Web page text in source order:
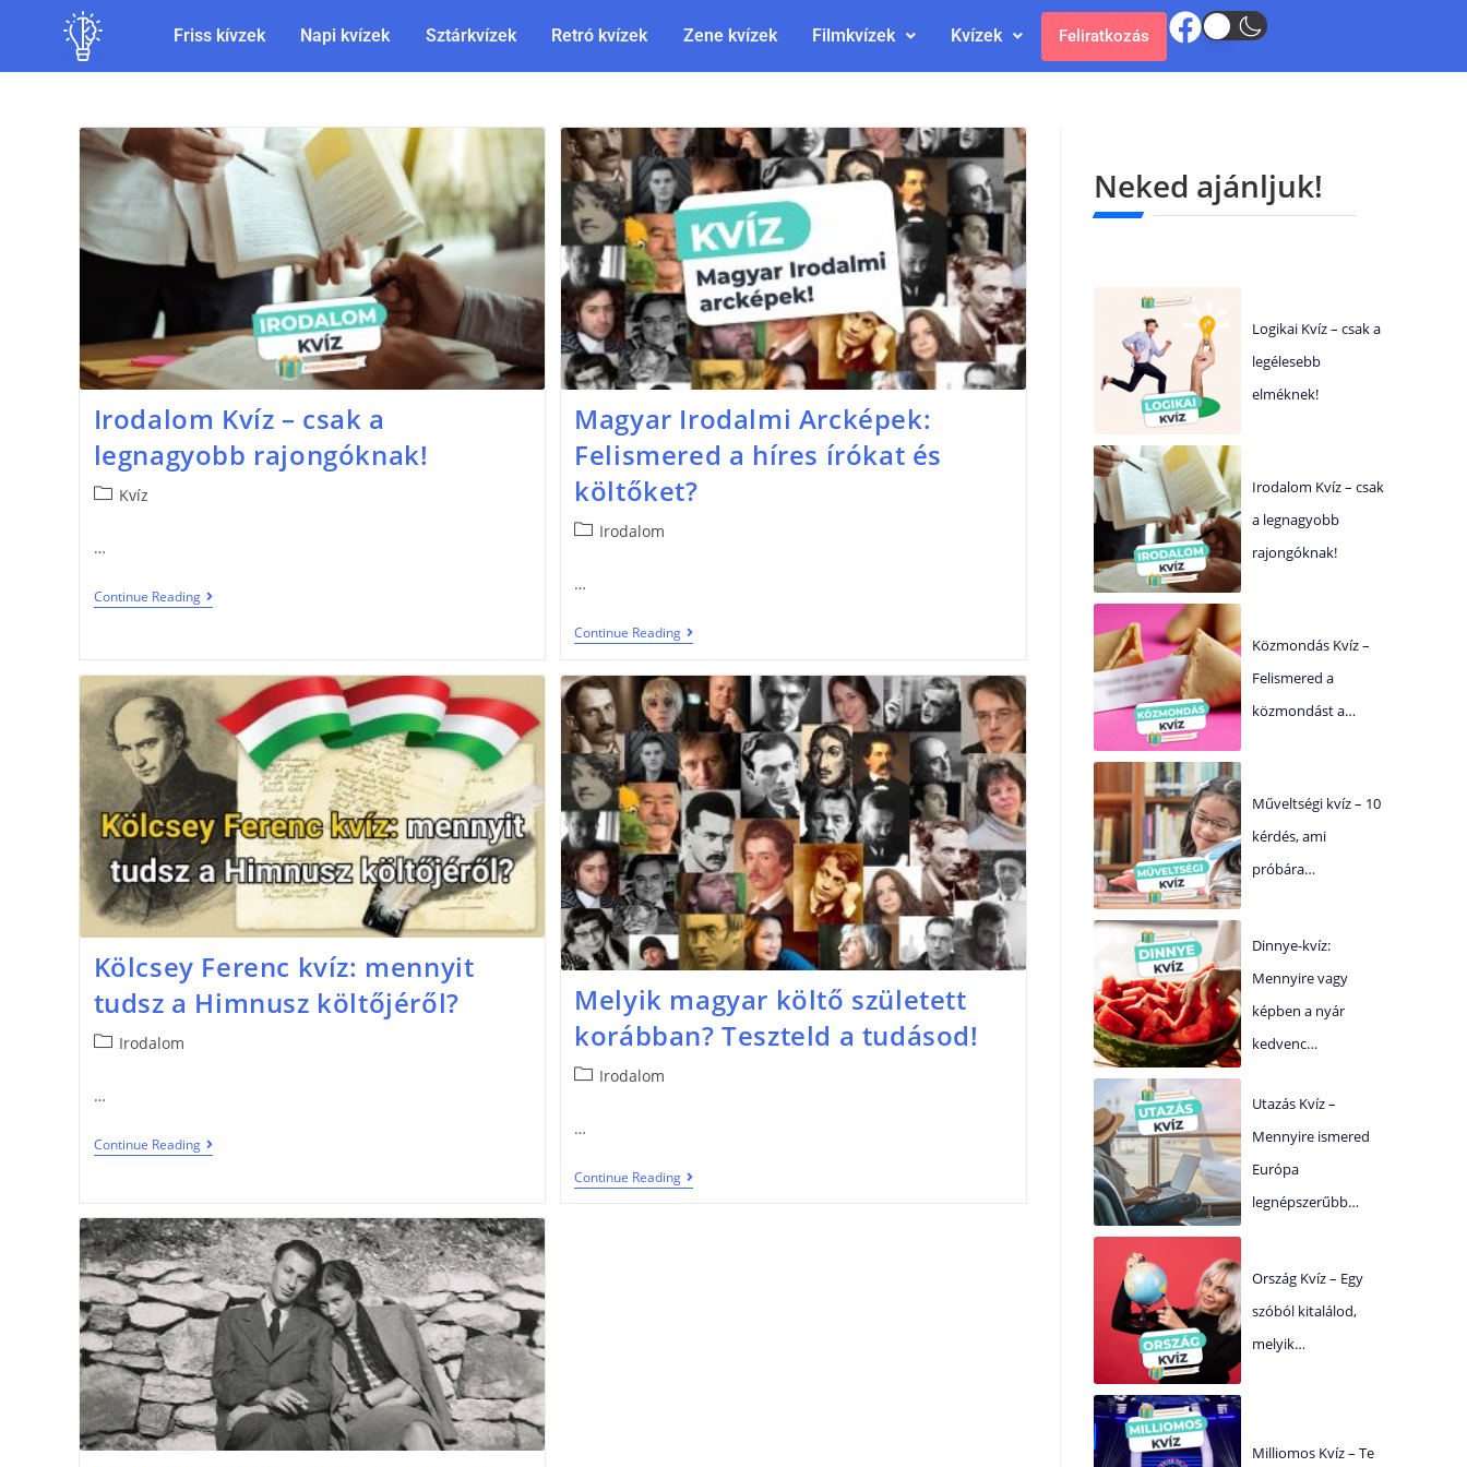
Friss kívzek Napi kvízek Sztárkvízek Retró kvízek Zene kvízek Filmkvízek Kvízek Feliratkozás
Irodalom Kvíz – csak a
legnagyobb rajongóknak!
Kvíz
…
Continue Reading
Magyar Irodalmi Arcképek:
Felismered a híres írókat és
költőket?
Irodalom
…
Continue Reading
Kölcsey Ferenc kvíz: mennyit
tudsz a Himnusz költőjéről?
Irodalom
…
Continue Reading
Melyik magyar költő született
korábban? Teszteld a tudásod!
Irodalom
…
Continue Reading
Neked ajánljuk!
Logikai Kvíz – csak a
legélesebb
elméknek!
Irodalom Kvíz – csak
a legnagyobb
rajongóknak!
Közmondás Kvíz –
Felismered a
közmondást a…
Műveltségi kvíz – 10
kérdés, ami
próbára…
Dinnye-kvíz:
Mennyire vagy
képben a nyár
kedvenc…
Utazás Kvíz –
Mennyire ismered
Európa
legnépszerűbb…
Ország Kvíz – Egy
szóból kitalálod,
melyik…
Milliomos Kvíz – Te